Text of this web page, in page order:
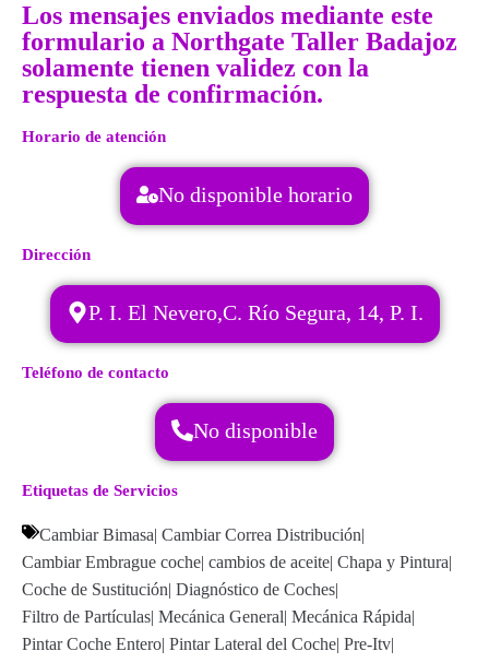
Los mensajes enviados mediante este
formulario a Northgate Taller Badajoz
solamente tienen validez con la
respuesta de confirmación.
Horario de atención
No disponible horario
Dirección
P. I. El Nevero,C. Río Segura, 14, P. I.
Teléfono de contacto
No disponible
Etiquetas de Servicios
Cambiar Bimasa| Cambiar Correa Distribución|
Cambiar Embrague coche| cambios de aceite| Chapa y Pintura|
Coche de Sustitución| Diagnóstico de Coches|
Filtro de Partículas| Mecánica General| Mecánica Rápida|
Pintar Coche Entero| Pintar Lateral del Coche| Pre-Itv|